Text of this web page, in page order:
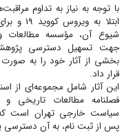
با توجه به نیاز به تداوم
ابتلا به
شیوع آن، مؤسسه
جهت تسهیل دسترسی
بخشی از آثار خود را به صورت
قرار داد.
این آثار شامل مجموعه‌ای از
فصلنامه‌ مطالعات تاریخی و
سیاست خارجی تهران است که
پس از ثبت نام، به آن دسترسی